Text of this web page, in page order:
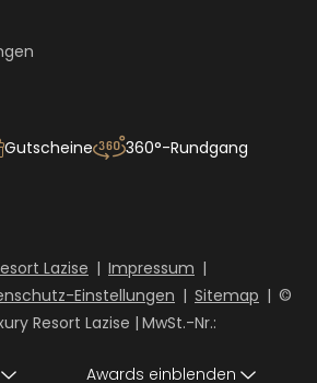
Gutscheine 360°-Rundgang
Lazise | Impressum |
Einstellungen | Sitemap | ©
Resort Lazise | MwSt.-Nr.:
Awards einblenden